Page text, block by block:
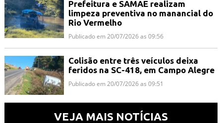
Prefeitura e SAMAE realizam
limpeza preventiva no manancial do
Rio Vermelho
Publicado em 20/07/2026 as 09:56
Colisão entre três veículos deixa
feridos na SC-418, em Campo Alegre
Publicado em 20/07/2026 as 09:51
VEJA MAIS NOTÍCIAS